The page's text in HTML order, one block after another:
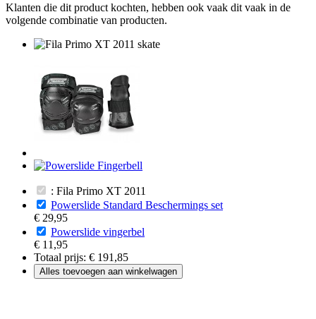
Klanten die dit product kochten, hebben ook vaak dit vaak in de
volgende combinatie van producten.
: Fila Primo XT 2011
Powerslide Standard Beschermings set
€ 29,95
Powerslide vingerbel
€ 11,95
Totaal prijs: € 191,85
Alles toevoegen aan winkelwagen